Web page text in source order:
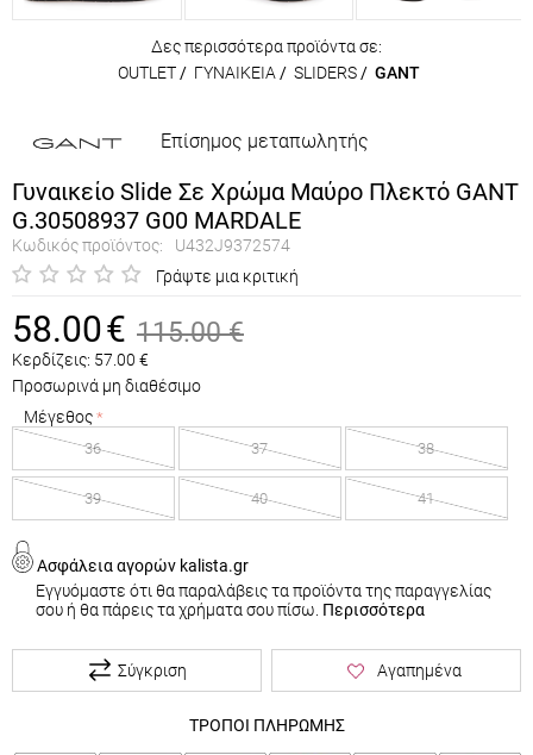
Δες περισσότερα προϊόντα σε:
OUTLET/ ΓΥΝΑΙΚΕΙΑ / SLIDERS/ GANT
Επίσημος μεταπωλητής
Γυναικείο Slide Σε Χρώμα Μαύρο Πλεκτό GANT
G.30508937 G00 MARDALE
Κωδικός προϊόντος:
U432J9372574
Γράψτε μια κριτική
58.00€ 115.00 €
Κερδίζεις: 57.00 €
Προσωρινά μη διαθέσιμο
Μέγεθος
36 37 38
39 40 41
Ασφάλεια αγορών kalista.gr
Εγγυόμαστε ότι θα παραλάβεις τα προϊόντα της παραγγελίας
σου ή θα πάρεις τα χρήματα σου πίσω. Περισσότερα
Σύγκριση Αγαπημένα
ΤΡΟΠΟΙ ΠΛΗΡΩΜΗΣ